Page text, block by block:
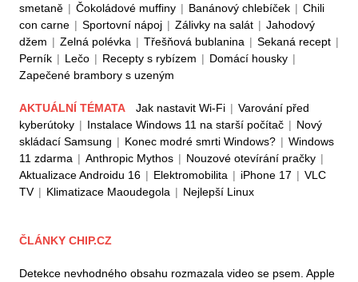
smetaně | Čokoládové muffiny | Banánový chlebíček | Chili
con carne | Sportovní nápoj | Zálivky na salát | Jahodový
džem | Zelná polévka | Třešňová bublanina | Sekaná recept |
Perník | Lečo | Recepty s rybízem | Domácí housky |
Zapečené brambory s uzeným
AKTUÁLNÍ TÉMATA Jak nastavit Wi-Fi | Varování před
kyberútoky | Instalace Windows 11 na starší počítač | Nový
skládací Samsung | Konec modré smrti Windows? | Windows
11 zdarma | Anthropic Mythos | Nouzové otevírání pračky |
Aktualizace Androidu 16 | Elektromobilita | iPhone 17 | VLC
TV | Klimatizace Maoudegola | Nejlepší Linux
ČLÁNKY CHIP.CZ
Detekce nevhodného obsahu rozmazala video se psem. Apple